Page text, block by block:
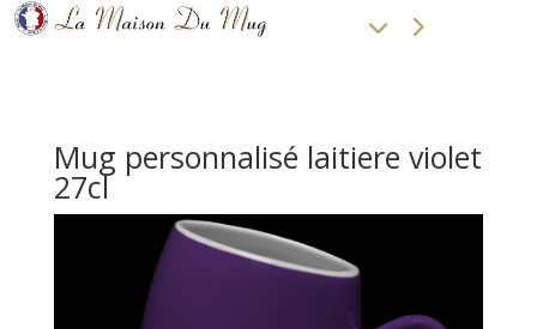
Mug personnalisé laitiere violet
27cl